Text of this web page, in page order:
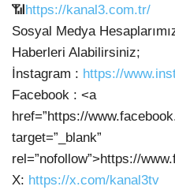
📶https://kanal3.com.tr/
Sosyal Medya
Haberleri Alabilirsiniz;
İnstagram : https://
Facebook : <a
href=”https://
target=”_blank”
rel=”nofollow”>https://
X: https://x.com/kanal3tv